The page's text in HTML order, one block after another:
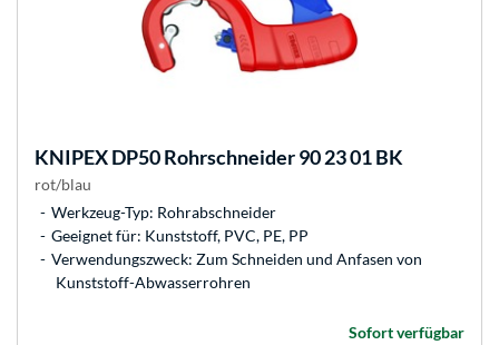
KNIPEXDP50 Rohrschneider 90 23 01 BK
rot/blau
Werkzeug-Typ: Rohrabschneider
Geeignet für: Kunststoff, PVC, PE, PP
Verwendungszweck: Zum Schneiden und Anfasen von
Kunststoff-Abwasserrohren
Sofort verfügbar